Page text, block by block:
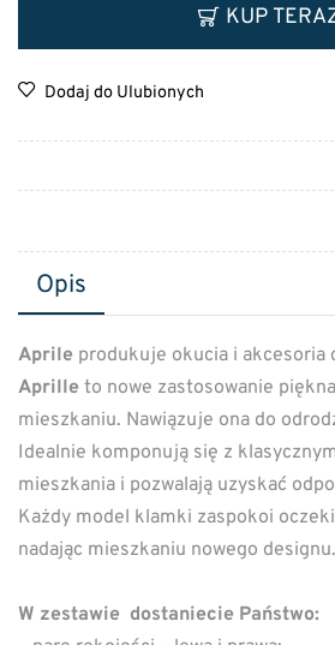
KUP
Dodaj do Ulubionych
Opis
Aprile produkuje okucia i akcesoria
Aprille to nowe zastosowanie
mieszkaniu. Nawiązuje ona do
Idealnie komponują się z
mieszkania i pozwalają uzyskać
Każdy model klamki zaspokoi
nadając mieszkaniu nowego designu.
W zestawie dostaniecie Państwo: